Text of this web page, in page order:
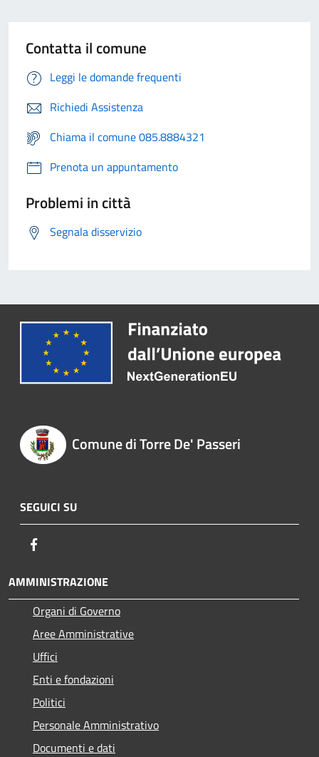
Contatta il comune
Leggi le domande frequenti
Richiedi Assistenza
Chiama il comune 085.8884321
Prenota un appuntamento
Problemi in città
Segnala disservizio
Comune di Torre De' Passeri
SEGUICI SU
AMMINISTRAZIONE
Organi di Governo
Aree Amministrative
Uffici
Enti e fondazioni
Politici
Personale Amministrativo
Documenti e dati